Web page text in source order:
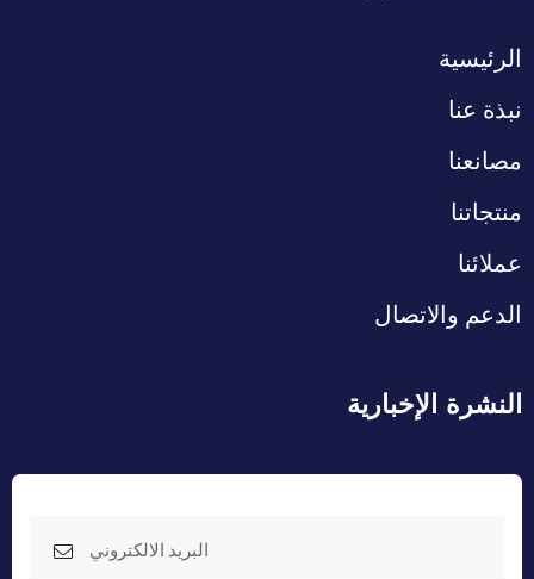
الرئيسية
نبذة عنا
مصانعنا
منتجاتنا
عملائنا
الدعم والاتصال
النشرة الإخبارية